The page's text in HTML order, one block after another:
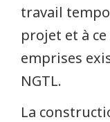
travail
projet et à
emprises
NGTL.
La